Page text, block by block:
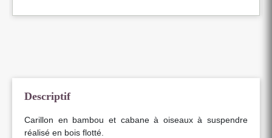
Descriptif
Carillon en bambou et cabane à oiseaux à suspendre
réalisé en bois flotté.